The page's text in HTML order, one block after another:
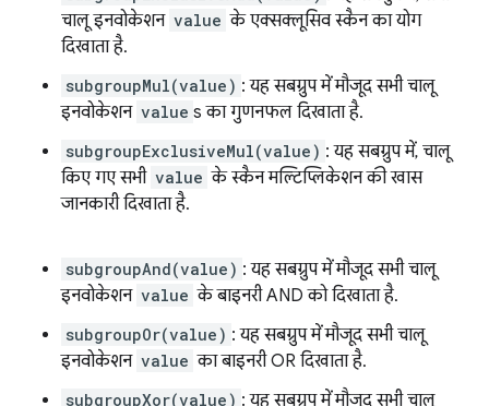
चालू इनवोकेशन value के एक्सक्लूसिव स्कैन का योग
दिखाता है.
subgroupMul(value) : यह सबग्रुप में मौजूद सभी चालू
इनवोकेशन value s का गुणनफल दिखाता है.
subgroupExclusiveMul(value) : यह सबग्रुप में, चालू
किए गए सभी value के स्कैन मल्टिप्लिकेशन की खास
जानकारी दिखाता है.
subgroupAnd(value) : यह सबग्रुप में मौजूद सभी चालू
इनवोकेशन value के बाइनरी AND को दिखाता है.
subgroupOr(value) : यह सबग्रुप में मौजूद सभी चालू
इनवोकेशन value का बाइनरी OR दिखाता है.
subgroupXor(value) : यह सबग्रुप में मौजूद सभी चालू